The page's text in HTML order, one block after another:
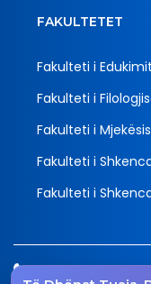
vitin
Data e
FAKULTETET
Fakulteti i Edukimit
Fakulteti i
Fakulteti i
Fakulteti i
Fakulteti i
Tel.